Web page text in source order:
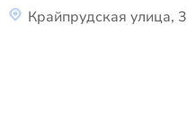
Крайпрудская улица, 3